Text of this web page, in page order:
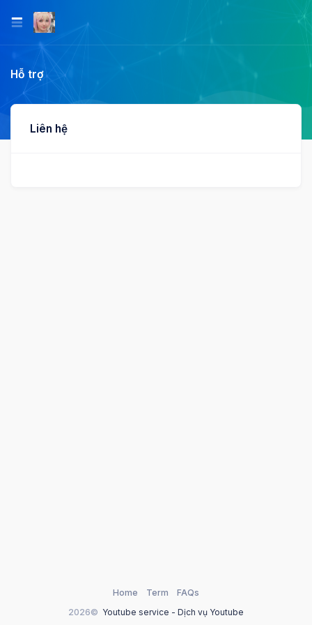
Hỗ trợ
Liên hệ
2026© Youtube service - Dịch vụ Youtube
Home Term FAQs